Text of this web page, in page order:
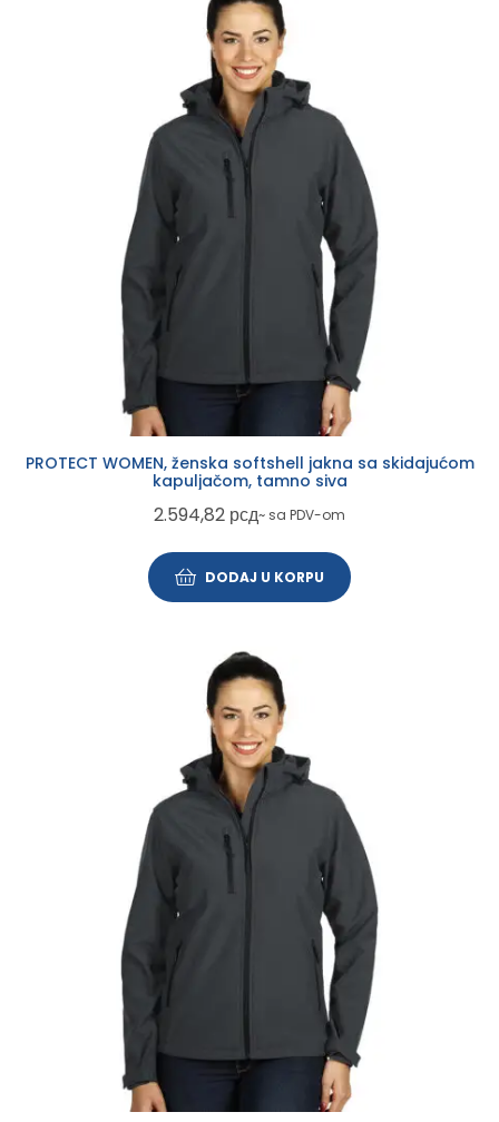
PROTECT WOMEN, ženska softshell jakna sa skidajućom
kapuljačom, tamno siva
2.594,82 рсд~ sa PDV-om
DODAJ U KORPU